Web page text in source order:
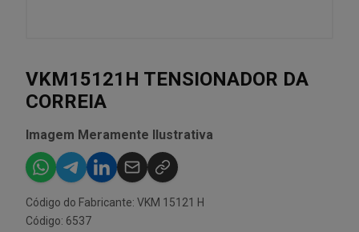
VKM15121H TENSIONADOR DA
CORREIA
Imagem Meramente Ilustrativa
Código do Fabricante: VKM 15121 H
Código: 6537